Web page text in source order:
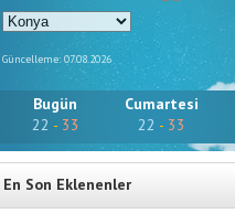
Güncelleme: 07.08.2026
Bugün
22 - 33
Cumartesi
22 - 33
En Son Eklenenler